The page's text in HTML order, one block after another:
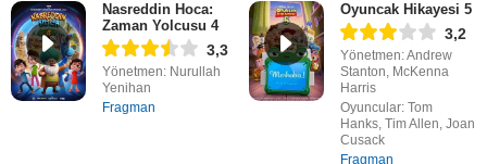
Nasreddin Hoca:
Zaman Yolcusu 4
3,3
Yönetmen: Nurullah
Yenihan
Fragman
Oyuncak Hikayesi 5
3,2
Yönetmen: Andrew
Stanton, McKenna
Harris
Oyuncular: Tom
Hanks, Tim Allen, Joan
Cusack
Fragman